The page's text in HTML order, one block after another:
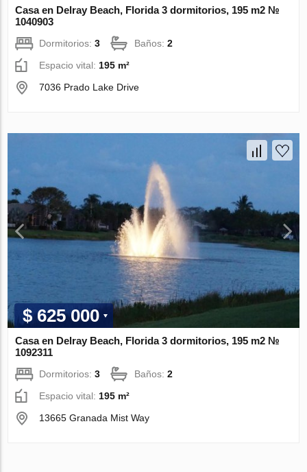
Casa en Delray Beach, Florida 3 dormitorios, 195 m2 №
1040903
Dormitorios:3 Baños:2
Espacio vital: 195 m²
7036 Prado Lake Drive
$ 625 000
Casa en Delray Beach, Florida 3 dormitorios, 195 m2 №
1092311
Dormitorios:3 Baños:2
Espacio vital: 195 m²
13665 Granada Mist Way